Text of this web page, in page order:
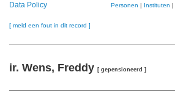
Data Policy Personen | Instituten |
[ meld een fout in dit record ]
ir. Wens, Freddy [ gepensioneerd ]